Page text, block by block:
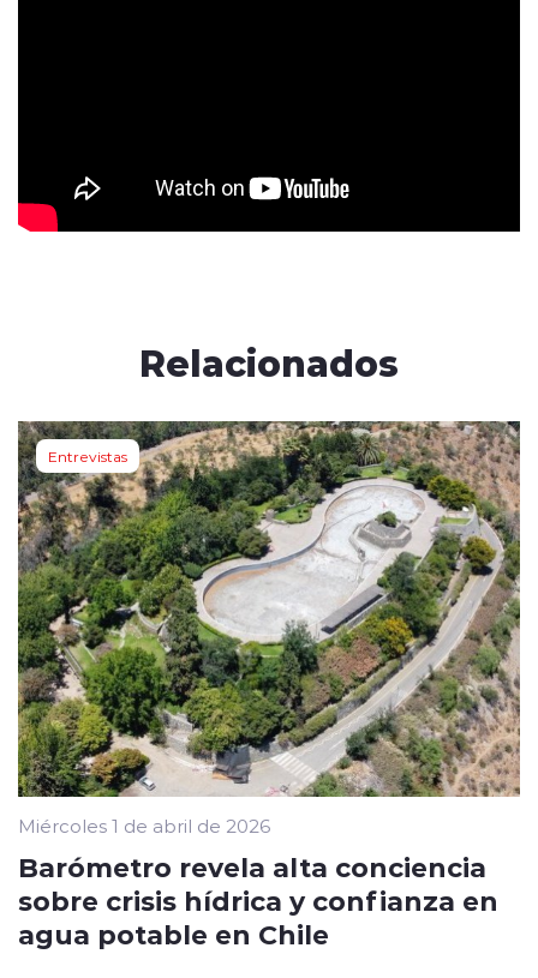
Relacionados
Entrevistas
Miércoles 1 de abril de 2026
Barómetro revela alta conciencia
sobre crisis hídrica y confianza en
agua potable en Chile